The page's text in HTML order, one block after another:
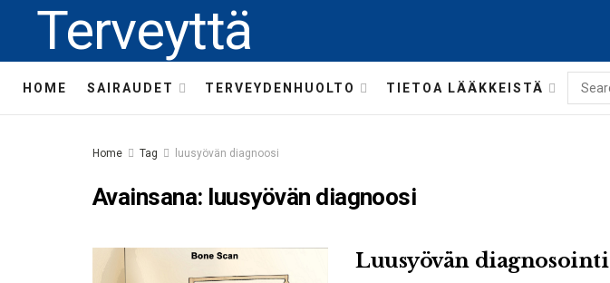
Terveyttä
HOME SAIRAUDET TERVEYDENHUOLTO TIETOA LÄÄKKEISTÄ
Home Tag luusyövän diagnoosi
Avainsana: luusyövän diagnoosi
Luusyövän diagnosointi